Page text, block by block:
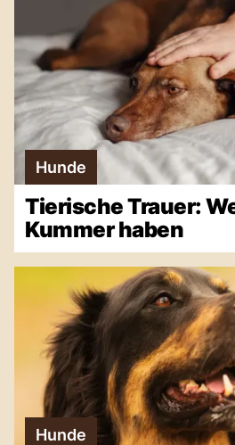
Hunde
Tierische Trauer:
Kummer haben
Hunde